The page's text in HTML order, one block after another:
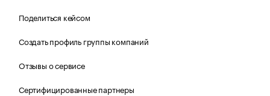
Поделиться кейсом
Создать профиль группы компаний
Отзывы о сервисе
Сертифицированные партнеры